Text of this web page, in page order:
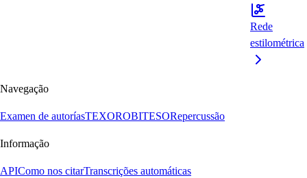
Rede
estilométrica
Navegação
Examen de autoríasTEXOROBITESORepercussão
Informação
APIComo nos citarTranscrições automáticas